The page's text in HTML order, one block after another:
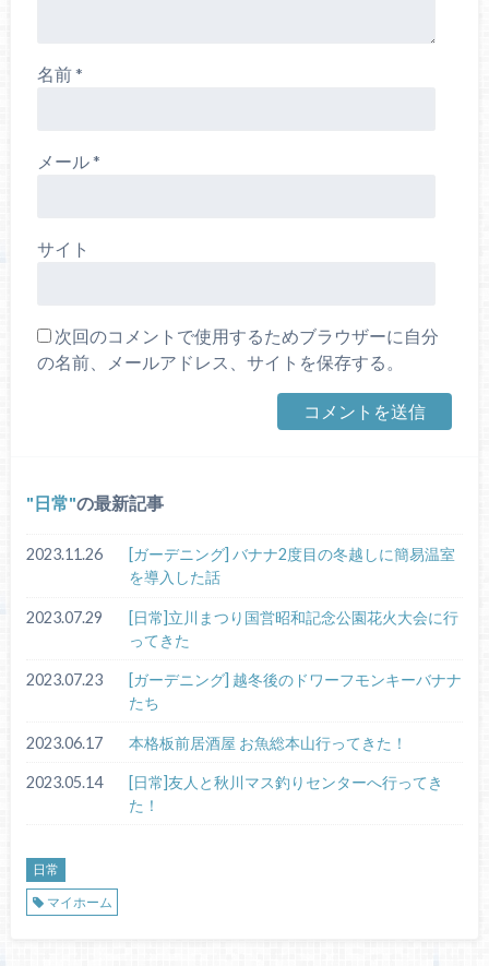
名前*
メール*
サイト
次回のコメントで使用するためブラウザーに自分
の名前、メールアドレス、サイトを保存する。
日常 の最新記事
2023.11.26
[ガーデニング] バナナ2度目の冬越しに簡易温室
を導入した話
2023.07.29
[日常]立川まつり国営昭和記念公園花火大会に行
ってきた
2023.07.23
[ガーデニング] 越冬後のドワーフモンキーバナナ
たち
2023.06.17 本格板前居酒屋 お魚総本山行ってきた！
2023.05.14
[日常]友人と秋川マス釣りセンターへ行ってき
た！
日常
マイホーム